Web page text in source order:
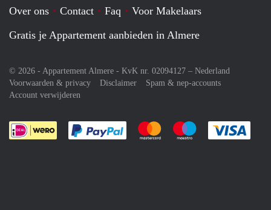
Over ons Contact Faq
Voor Makelaars
Gratis je Appartement aanbieden in Almere
© 2026 - Appartement Almere - KvK nr. 02094127 – Nederland
Voorwaarden & privacy
Disclaimer
Spam & nep-accounts
Account verwijderen
Je rekent gemakkelijk af met Paypal
Je rekent gemakkelijk af met
Je rekent